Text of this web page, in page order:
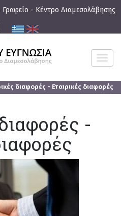
Γραφείο - Κέντρο Διαμεσολάβησης
T
O
L
E
διαφορές - Εταιρικές διαφορές
-